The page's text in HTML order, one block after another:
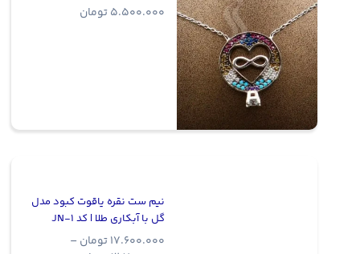
5.500.000 تومان
نیم ست نقره یاقوت کبود مدل
گل با آبکاری طلا | کد JN-1
17.600.000 تومان –